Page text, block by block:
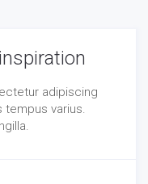
adipiscing
tempus varius.